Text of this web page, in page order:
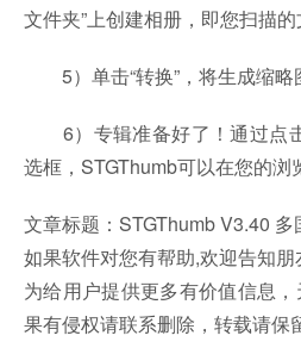
文件夹”上创建相册，即您扫描的
5）单击“转换”，将生成缩略
6）专辑准备好了！通过点击
选框，STGThumb可以在您的浏
文章标题：STGThumb V3.40 多
如果软件对您有帮助,欢迎告知朋
为给用户提供更多有价值信息
果有侵权请联系删除，转载请保